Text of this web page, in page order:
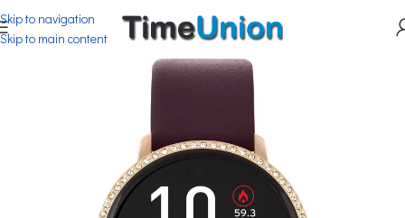
Skip to navigation
Skip to main content